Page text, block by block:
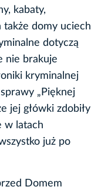
kabaty,
także domy uciech
dotyczą
nie brakuje
kryminalnej
„Pięknej
jej główki zdobiły
w latach
już po
Domem